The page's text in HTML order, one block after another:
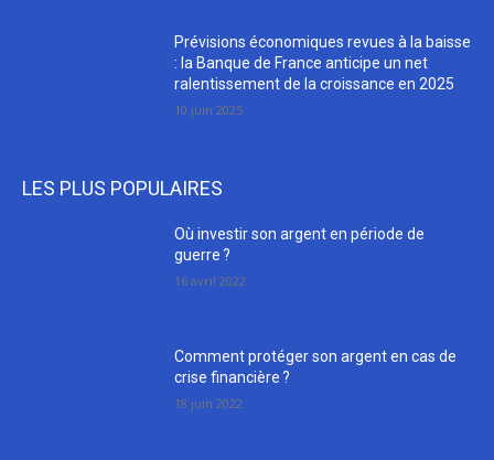
Prévisions économiques revues à la baisse
: la Banque de France anticipe un net
ralentissement de la croissance en 2025
10 juin 2025
LES PLUS POPULAIRES
Où investir son argent en période de
guerre ?
16 avril 2022
Comment protéger son argent en cas de
crise financière ?
18 juin 2022